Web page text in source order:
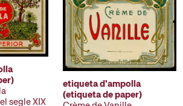
segle XIX
etiqueta d'ampolla
(etiqueta de paper)